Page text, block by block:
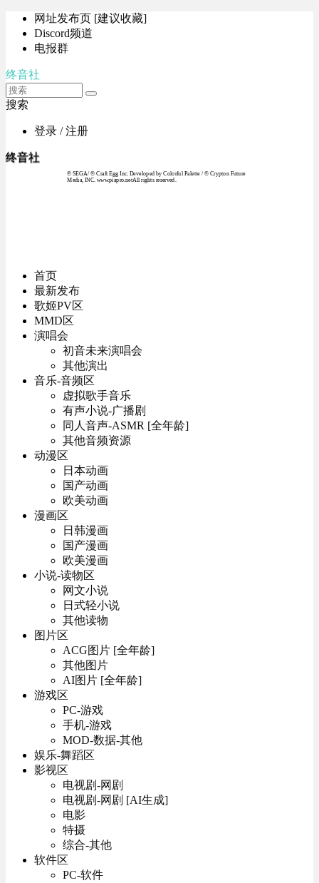
网址发布页 [建议收藏]
Discord频道
电报群
终音社
搜索
登录 / 注册
终音社
© SEGA / © Craft Egg Inc. Developed by Colorful Palette / © Crypton Future
Media, INC. www.piapro.netAll rights reserved.
首页
最新发布
歌姬PV区
MMD区
演唱会
初音未来演唱会
其他演出
音乐-音频区
虚拟歌手音乐
有声小说-广播剧
同人音声-ASMR [全年龄]
其他音频资源
动漫区
日本动画
国产动画
欧美动画
漫画区
日韩漫画
国产漫画
欧美漫画
小说-读物区
网文小说
日式轻小说
其他读物
图片区
ACG图片 [全年龄]
其他图片
AI图片 [全年龄]
游戏区
PC-游戏
手机-游戏
MOD-数据-其他
娱乐-舞蹈区
影视区
电视剧-网剧
电视剧-网剧 [AI生成]
电影
特摄
综合-其他
软件区
PC-软件